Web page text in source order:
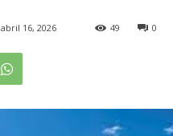
abril 16, 2026 0
49